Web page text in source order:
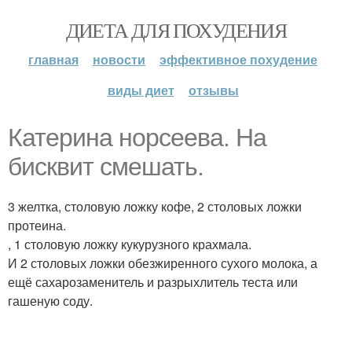
ДИЕТА ДЛЯ ПОХУДЕНИЯ
главная новости
эффективное похудение
виды диет
отзывы
Катерина норсеева. На
бисквит смешать.
3 желтка, столовую ложку кофе, 2 столовых ложки
протеина.
, 1 столовую ложку кукурузного крахмала.
И 2 столовых ложки обезжиренного сухого молока, а
ещё сахарозаменитель и разрыхлитель теста или
гашеную соду.